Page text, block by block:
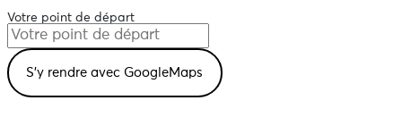
Votre point de départ